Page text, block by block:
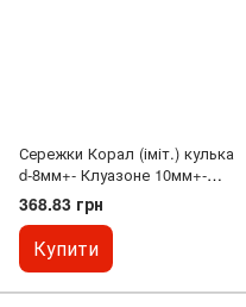
Сережки Корал (іміт.) кулька
d-8мм+- Клуазоне 10мм+-
кристал в оправі 13мм+- L-
56мм+-
368.83 грн
Купити